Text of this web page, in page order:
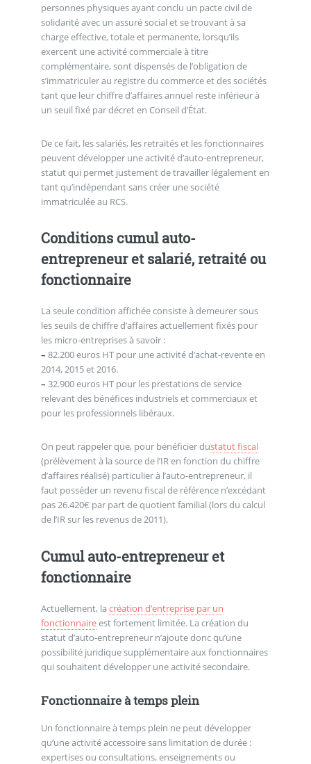
personnes physiques ayant conclu un pacte civil de
solidarité avec un assuré social et se trouvant à sa
charge effective, totale et permanente, lorsqu’ils
exercent une activité commerciale à titre
complémentaire, sont dispensés de l’obligation de
s’immatriculer au registre du commerce et des sociétés
tant que leur chiffre d’affaires annuel reste inférieur à
un seuil fixé par décret en Conseil d’État.
De ce fait, les salariés, les retraités et les fonctionnaires
peuvent développer une activité d’auto-entrepreneur,
statut qui permet justement de travailler légalement en
tant qu’indépendant sans créer une société
immatriculée au RCS.
Conditions cumul auto-
entrepreneur et salarié, retraité ou
fonctionnaire
La seule condition affichée consiste à demeurer sous
les seuils de chiffre d’affaires actuellement fixés pour
les micro-entreprises à savoir :
– 82.200 euros HT pour une activité d’achat-revente en
2014, 2015 et 2016.
– 32.900 euros HT pour les prestations de service
relevant des bénéfices industriels et commerciaux et
pour les professionnels libéraux.
On peut rappeler que, pour bénéficier dustatut fiscal
(prélèvement à la source de l’IR en fonction du chiffre
d’affaires réalisé) particulier à l’auto-entrepreneur, il
faut posséder un revenu fiscal de référence n’excédant
pas 26.420€ par part de quotient familial (lors du calcul
de l’IR sur les revenus de 2011).
Cumul auto-entrepreneur et
fonctionnaire
Actuellement, la création d’entreprise par un
fonctionnaireest fortement limitée. La création du
statut d’auto-entrepreneur n’ajoute donc qu’une
possibilité juridique supplémentaire aux fonctionnaires
qui souhaitent développer une activité secondaire.
Fonctionnaire à temps plein
Un fonctionnaire à temps plein ne peut développer
qu’une activité accessoire sans limitation de durée :
expertises ou consultations, enseignements ou